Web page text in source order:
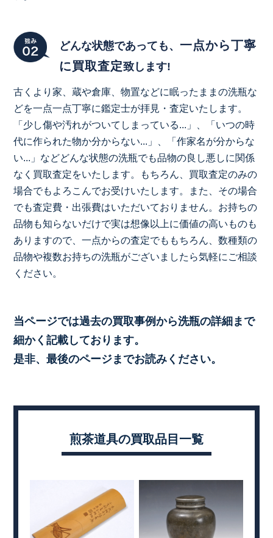
どんな状態であっても、 一点から丁寧
に買取査定致します!
古くより家、蔵や倉庫、物置などに眠ったままの洗瓶な
どを一点一点丁寧に鑑定士が拝見・査定いたします。
「少し傷や汚れがついてしまっている...」、「いつの時
代に作られた物か分からない...」、「作家名が分からな
い...」などどんな状態の洗瓶でも品物の良し悪しに関係
なく買取査定をいたします。もちろん、買取査定のみの
場合でもよろこんでお受けいたします。また、その場合
でも査定費・出張費はいただいておりません。お持ちの
品物も知らないだけで実は想像以上に価値の高いものも
ありますので、一点からの査定でももちろん、数種類の
品物や複数お持ちの洗瓶がございましたら気軽にご相談
ください。
当ページでは過去の買取事例から洗瓶の詳細まで
細かく記載しております。
是非、最後のページまでお読みください。
煎茶道具の買取品目一覧